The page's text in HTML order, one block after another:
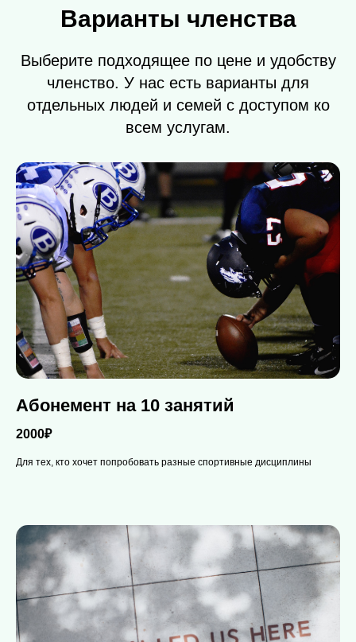
Варианты членства
Выберите подходящее по цене и удобству
членство. У нас есть варианты для
отдельных людей и семей с доступом ко
всем услугам.
Абонемент на 10 занятий
2000₽
Для тех, кто хочет попробовать разные спортивные дисциплины